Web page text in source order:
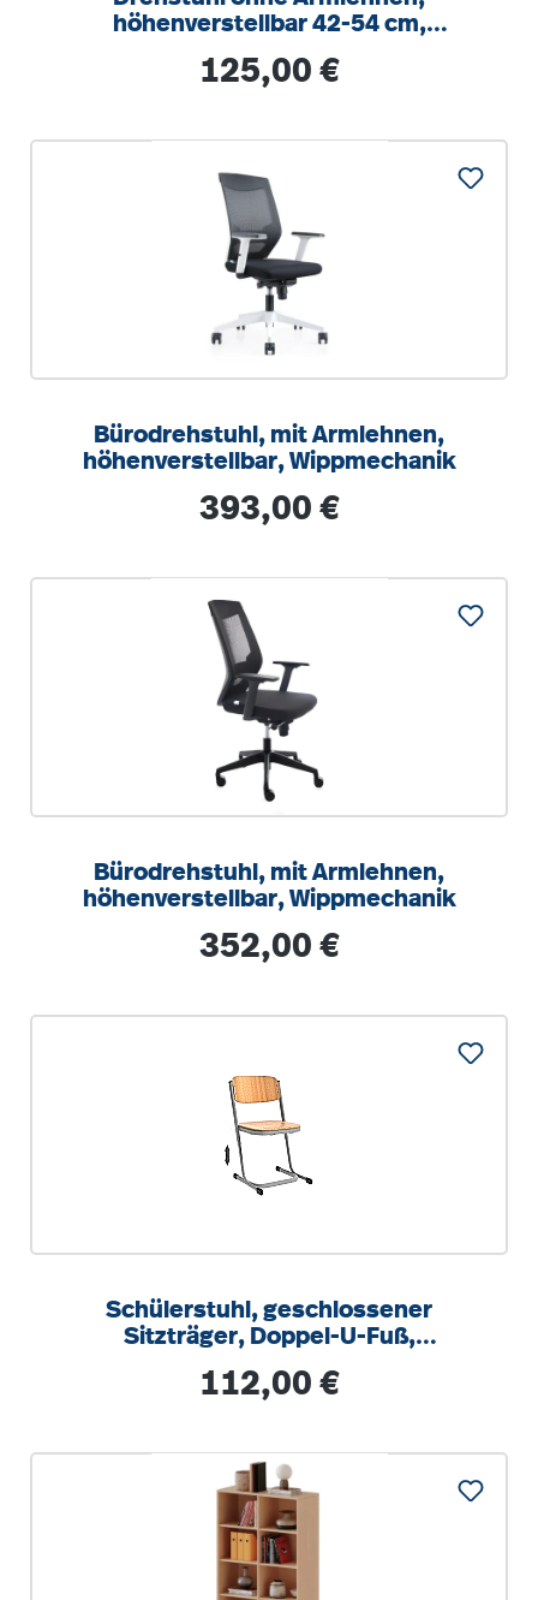
höhenverstellbar 42-54 cm,
Regulärer Preis:
125,00 €
Bürodrehstuhl, mit Armlehnen,
höhenverstellbar, Wippmechanik
Regulärer Preis:
393,00 €
Bürodrehstuhl, mit Armlehnen,
höhenverstellbar, Wippmechanik
Regulärer Preis:
352,00 €
Schülerstuhl, geschlossener
Sitzträger, Doppel-U-Fuß,
Regulärer Preis:
112,00 €